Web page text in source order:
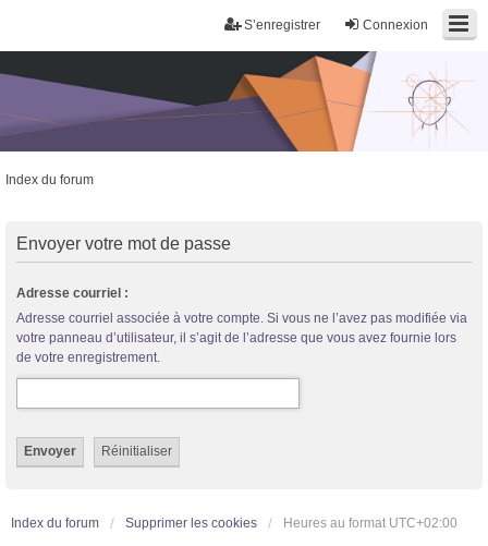
Connexion
S’enregistrer
Index du forum
Envoyer votre mot de passe
Adresse courriel :
Adresse courriel associée à votre compte. Si vous ne l’avez pas modifiée via
votre panneau d’utilisateur, il s’agit de l’adresse que vous avez fournie lors
de votre enregistrement.
Index du forum Supprimer les cookies Heures au format UTC+02:00